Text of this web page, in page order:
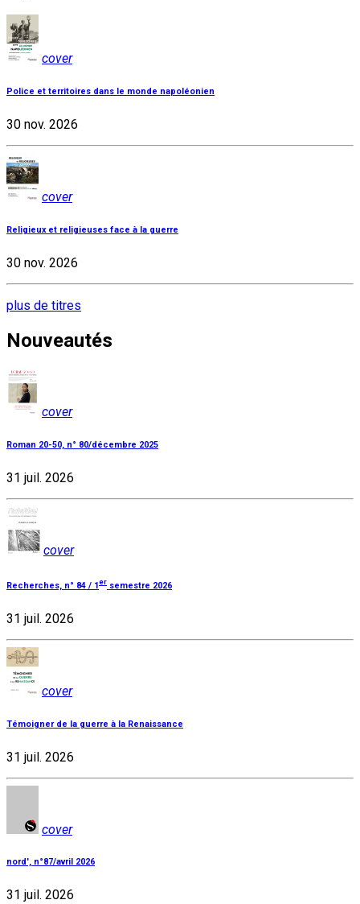
cover
Police et territoires dans le monde napoléonien
30 nov. 2026
cover
Religieux et religieuses face à la guerre
30 nov. 2026
plus de titres
Nouveautés
cover
Roman 20-50, n° 80/décembre 2025
31 juil. 2026
cover
Recherches, n° 84 / 1er semestre 2026
31 juil. 2026
cover
Témoigner de la guerre à la Renaissance
31 juil. 2026
cover
nord', n°87/avril 2026
31 juil. 2026